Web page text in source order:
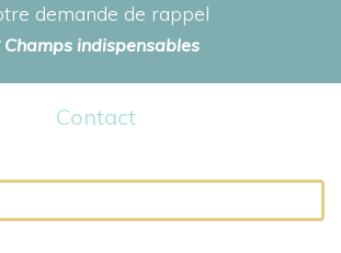
demande de rappel
Champs indispensables
Contact